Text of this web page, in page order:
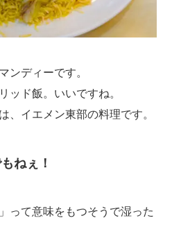
ンディーです。
ッド飯。いいですね。
、イエメン東部の料理です。
ねぇ！
って意味をもつそうで湿った